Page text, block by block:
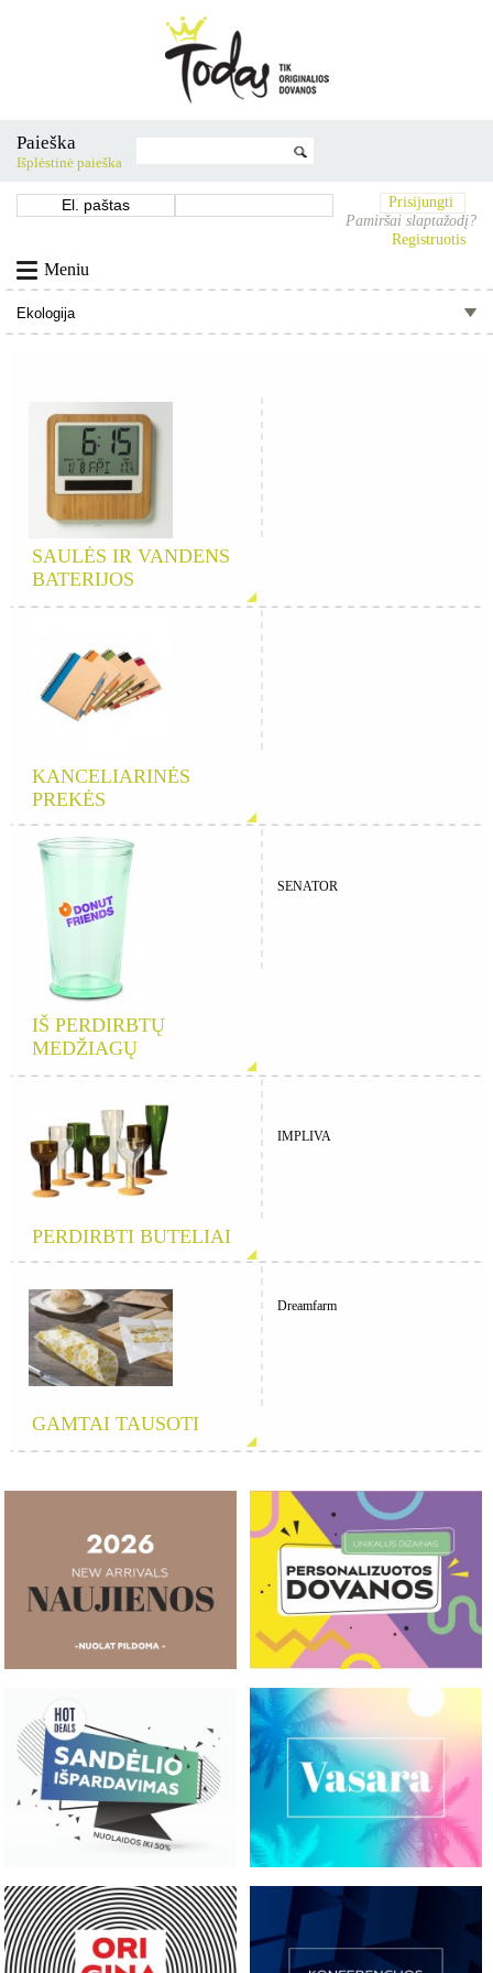
Paieška
Išplėstinė paieška
Prisijungti
Pamiršai slaptažodį?
Registruotis
Meniu
SAULĖS IR VANDENS
BATERIJOS
KANCELIARINĖS
PREKĖS
IŠ PERDIRBTŲ
MEDŽIAGŲ
SENATOR
PERDIRBTI BUTELIAI
IMPLIVA
GAMTAI TAUSOTI
Dreamfarm